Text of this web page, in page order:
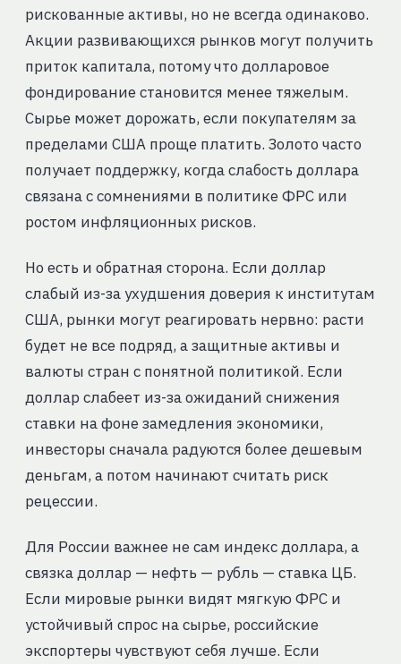
рискованные активы, но не всегда одинаково.
Акции развивающихся рынков могут получить
приток капитала, потому что долларовое
фондирование становится менее тяжелым.
Сырье может дорожать, если покупателям за
пределами США проще платить. Золото часто
получает поддержку, когда слабость доллара
связана с сомнениями в политике ФРС или
ростом инфляционных рисков.
Но есть и обратная сторона. Если доллар
слабый из-за ухудшения доверия к институтам
США, рынки могут реагировать нервно: расти
будет не все подряд, а защитные активы и
валюты стран с понятной политикой. Если
доллар слабеет из-за ожиданий снижения
ставки на фоне замедления экономики,
инвесторы сначала радуются более дешевым
деньгам, а потом начинают считать риск
рецессии.
Для России важнее не сам индекс доллара, а
связка доллар — нефть — рубль — ставка ЦБ.
Если мировые рынки видят мягкую ФРС и
устойчивый спрос на сырье, российские
экспортеры чувствуют себя лучше. Если